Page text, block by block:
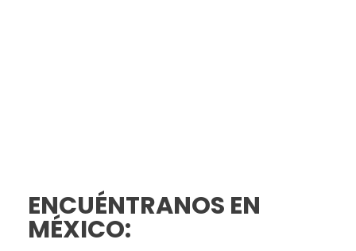
ENCUÉNTRANOS EN
MÉXICO: